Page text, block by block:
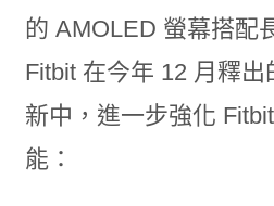
的 AMOLED 螢幕搭配
Fitbit 在今年 12 月釋
新中，進一步強化
能：